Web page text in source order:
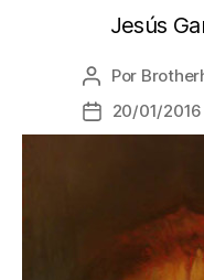
Jesús
Por
20/01/2016